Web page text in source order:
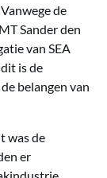
de
Sander den
van SEA
is de
belangen van
was de
er